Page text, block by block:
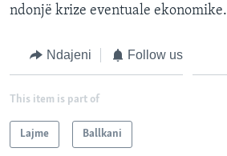
ndonjë krize eventuale ekonomike.
Ndajeni Follow us
This item is part of
Lajme Ballkani